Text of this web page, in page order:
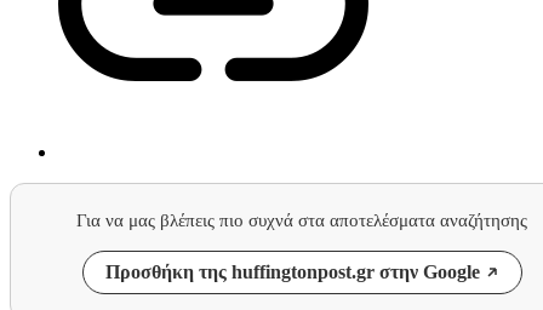
Για να μας βλέπεις πιο συχνά στα αποτελέσματα αναζήτησης
Προσθήκη της huffingtonpost.gr στην Google